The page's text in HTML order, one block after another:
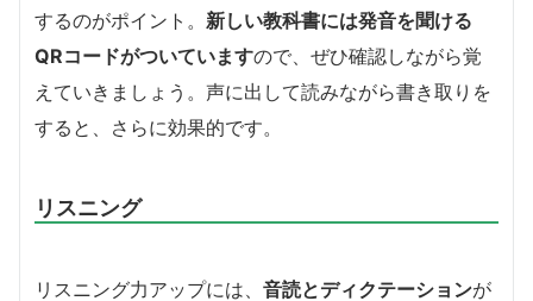
するのがポイント。 新しい教科書には発音を聞ける
QRコードがついていますので、ぜひ確認しながら覚
えていきましょう。声に出して読みながら書き取りを
すると、さらに効果的です。
リスニング
リスニング力アップには、 音読とディクテーションが